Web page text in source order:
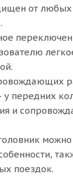
от любых
передних
и
можно
поездок.